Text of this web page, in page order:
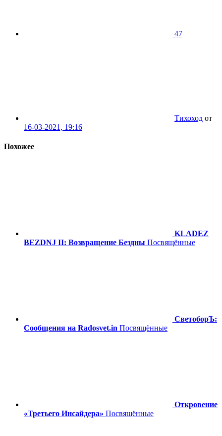
47
Тихоход от
16-03-2021, 19:16
Похожее
KLADEZ
BEZDNJ II: Возвращение Бездны Посвящённые
СветоборЪ:
Сообщения на Radosvet.in Посвящённые
Откровение
«Третьего Инсайдера» Посвящённые